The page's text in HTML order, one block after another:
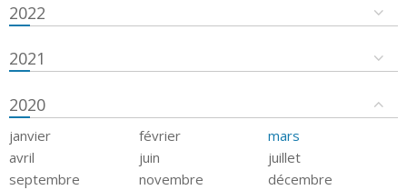
2022
2021
2020
janvier février
mars
avril
juin
juillet
septembre
novembre décembre